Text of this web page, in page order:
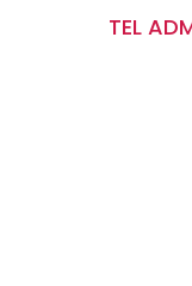
TEL